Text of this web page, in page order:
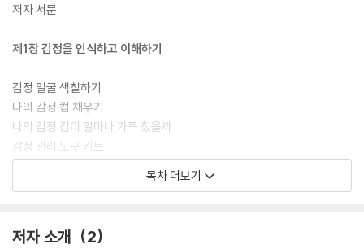
저자 서문
제1장 감정을 인식하고 이해하기
감정 얼굴 색칠하기
나의 감정 컵 채우기
나의 감정 컵이 얼마나 가득 찼을까
감정 관리 도구 키트
감정 주사위
“나는 무엇을 느끼고 있는가” 카드
목차 더보기
저자 소개 2